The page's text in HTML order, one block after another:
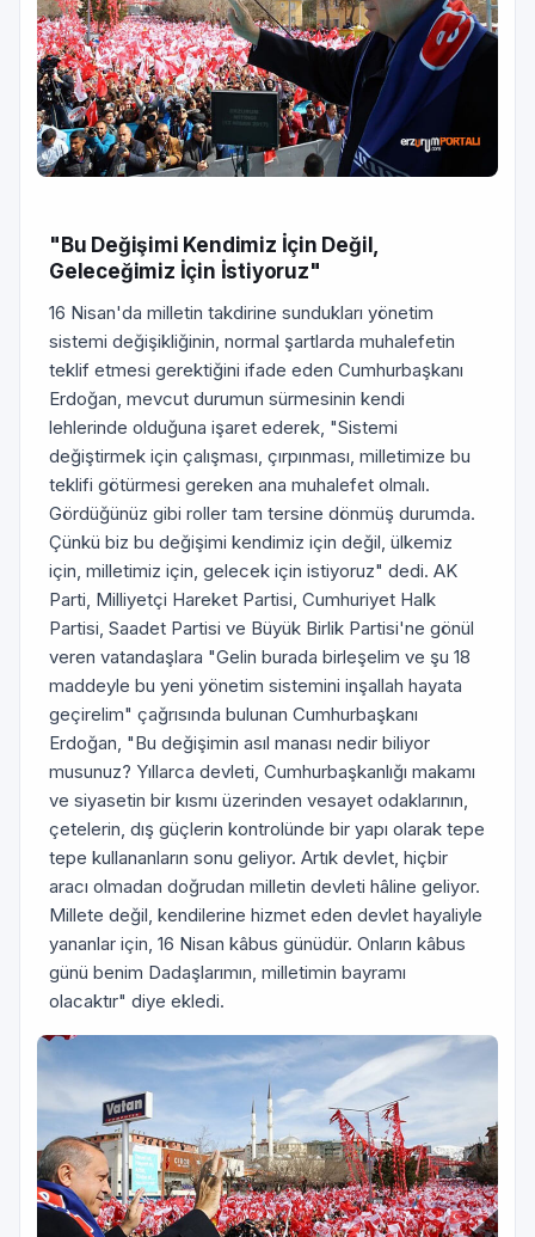
"Bu Değişimi Kendimiz İçin Değil,
Geleceğimiz İçin İstiyoruz"
16 Nisan'da milletin takdirine sundukları yönetim
sistemi değişikliğinin, normal şartlarda muhalefetin
teklif etmesi gerektiğini ifade eden Cumhurbaşkanı
Erdoğan, mevcut durumun sürmesinin kendi
lehlerinde olduğuna işaret ederek, "Sistemi
değiştirmek için çalışması, çırpınması, milletimize bu
teklifi götürmesi gereken ana muhalefet olmalı.
Gördüğünüz gibi roller tam tersine dönmüş durumda.
Çünkü biz bu değişimi kendimiz için değil, ülkemiz
için, milletimiz için, gelecek için istiyoruz" dedi. AK
Parti, Milliyetçi Hareket Partisi, Cumhuriyet Halk
Partisi, Saadet Partisi ve Büyük Birlik Partisi'ne gönül
veren vatandaşlara "Gelin burada birleşelim ve şu 18
maddeyle bu yeni yönetim sistemini inşallah hayata
geçirelim" çağrısında bulunan Cumhurbaşkanı
Erdoğan, "Bu değişimin asıl manası nedir biliyor
musunuz? Yıllarca devleti, Cumhurbaşkanlığı makamı
ve siyasetin bir kısmı üzerinden vesayet odaklarının,
çetelerin, dış güçlerin kontrolünde bir yapı olarak tepe
tepe kullananların sonu geliyor. Artık devlet, hiçbir
aracı olmadan doğrudan milletin devleti hâline geliyor.
Millete değil, kendilerine hizmet eden devlet hayaliyle
yananlar için, 16 Nisan kâbus günüdür. Onların kâbus
günü benim Dadaşlarımın, milletimin bayramı
olacaktır" diye ekledi.